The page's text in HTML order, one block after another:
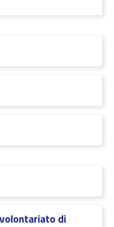
di